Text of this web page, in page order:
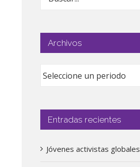
Archivos
Entradas recientes
Jóvenes activistas globales